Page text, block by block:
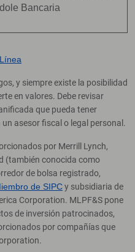
Bancaria
y siempre existe la posibilidad
en valores. Debe revisar
que pueda tener
asesor fiscal o legal personal.
por Merrill Lynch,
(también conocida como
de bolsa registrado,
de SIPCy subsidiaria de
Corporation. MLPF&S pone
de inversión patrocinados,
por compañías que